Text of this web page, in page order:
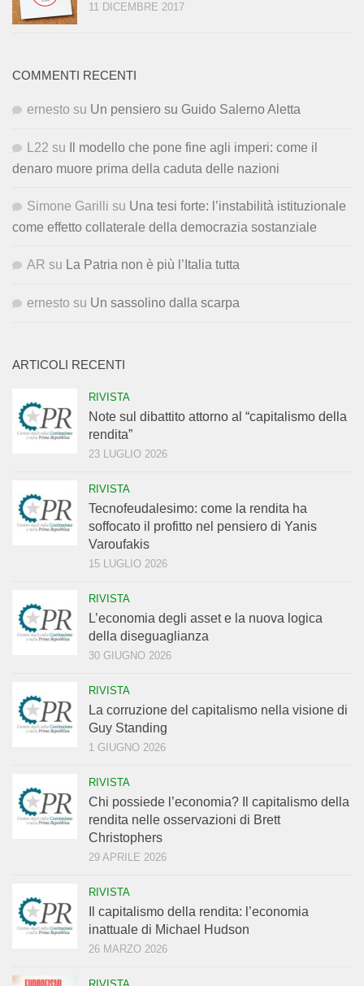
11 DICEMBRE 2017
COMMENTI RECENTI
ernesto su Un pensiero su Guido Salerno Aletta
L22 su
Il modello che pone fine agli imperi: come il
denaro muore prima della caduta delle nazioni
Simone Garilli su Una tesi forte: l’instabilità istituzionale
come effetto collaterale della democrazia sostanziale
AR su La Patria non è più l’Italia tutta
ernesto su Un sassolino dalla scarpa
ARTICOLI RECENTI
RIVISTA
Note sul dibattito attorno al “capitalismo della
rendita”
23 LUGLIO 2026
RIVISTA
Tecnofeudalesimo: come la rendita ha
soffocato il profitto nel pensiero di Yanis
Varoufakis
15 LUGLIO 2026
RIVISTA
L’economia degli asset e la nuova logica
della diseguaglianza
30 GIUGNO 2026
RIVISTA
La corruzione del capitalismo nella visione di
Guy Standing
1 GIUGNO 2026
RIVISTA
Chi possiede l’economia? Il capitalismo della
rendita nelle osservazioni di Brett
Christophers
29 APRILE 2026
RIVISTA
Il capitalismo della rendita: l’economia
inattuale di Michael Hudson
26 MARZO 2026